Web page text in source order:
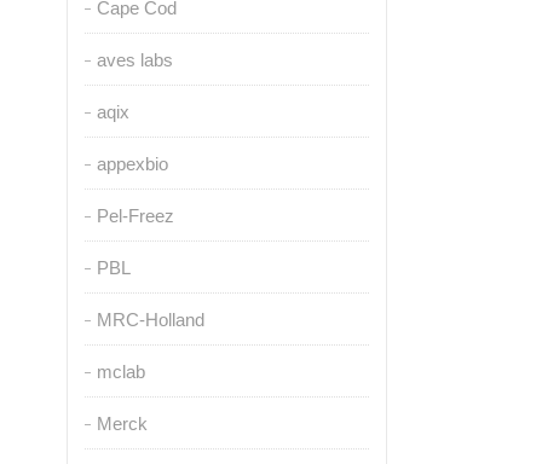
Cape Cod
aves labs
aqix
appexbio
Pel-Freez
PBL
MRC-Holland
mclab
Merck